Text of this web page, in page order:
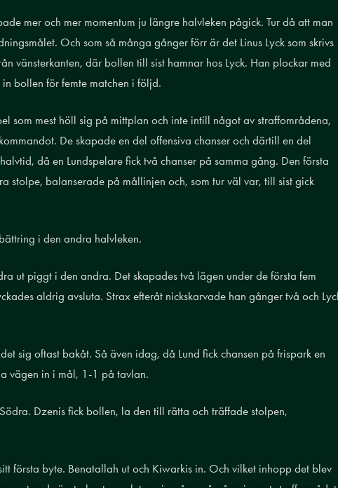
mer och mer momentum ju längre halvleken pågick. Tur då att man
Och som så många gånger förr är det Linus Lyck som skrivs
vänsterkanten, där bollen till sist hamnar hos Lyck. Han plockar med
bollen för femte matchen i följd.
som mest höll sig på mittplan och inte intill något av straffområdena,
De skapade en del offensiva chanser och därtill en del
då en Lundspelare fick två chanser på samma gång. Den första
stolpe, balanserade på mållinjen och, som tur väl var, till sist gick
i den andra halvleken.
ut piggt i den andra. Det skapades två lägen under de första fem
aldrig avsluta. Strax efteråt nickskarvade han gånger två och
sig oftast bakåt. Så även idag, då Lund fick chansen på frispark en
vägen in i mål, 1-1 på tavlan.
Dzenis fick bollen, la den till rätta och träffade stolpen,
första byte. Benatallah ut och Kiwarkis in. Och vilket inhopp det blev